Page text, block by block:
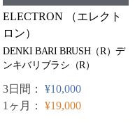
ELECTRON （エレクト
ロン）
DENKI BARI BRUSH（R）デ
ンキバリブラシ（R）
3日間： ¥10,000
1ヶ月： ¥19,000